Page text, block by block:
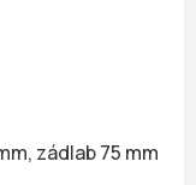
zádlab 75 mm